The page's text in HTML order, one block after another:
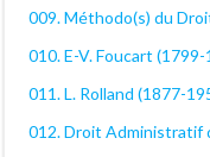
009. Méthodo(s) du
010. E-V. Foucart (1799-
011. L. Rolland (1877-
012. Droit Administratif